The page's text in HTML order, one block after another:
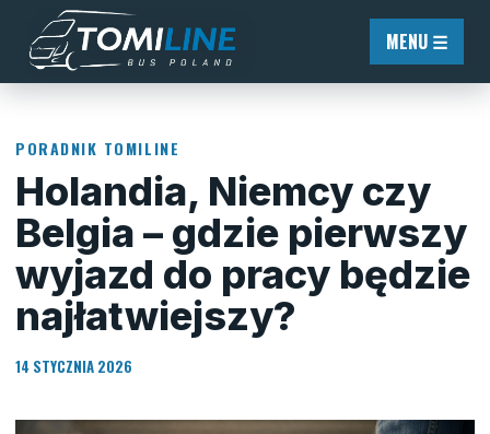
Przejdź do treści
MENU ☰
PORADNIK TOMILINE
Holandia, Niemcy czy
Belgia – gdzie pierwszy
wyjazd do pracy będzie
najłatwiejszy?
14 STYCZNIA 2026